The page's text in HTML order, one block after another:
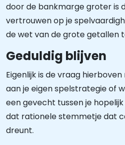
door de bankmarge groter is
vertrouwen op je
de wet van de grote getallen
Geduldig blijven
Eigenlijk is de vraag
aan je eigen spelstrategie of
een gevecht tussen je
dat rationele stemmetje dat
dreunt.